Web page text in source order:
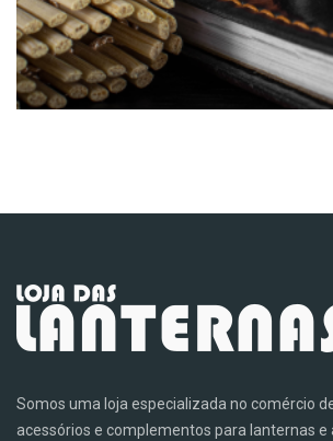
Somos uma loja especializada no comércio
acessórios e complementos para lanternas e